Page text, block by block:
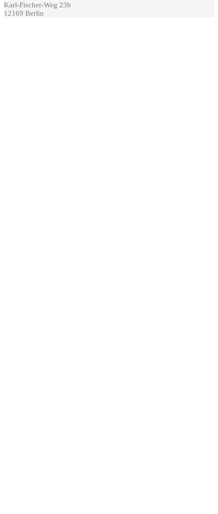
Karl-Fischer-Weg 23b
12169 Berlin